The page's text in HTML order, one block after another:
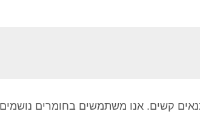
קשים. אנו משתמשים בחומרים